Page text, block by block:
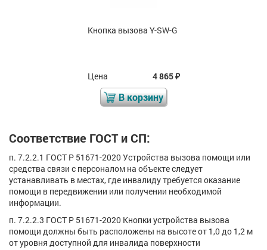
Кнопка вызова Y-SW-G
Цена 4 865₽
В корзину
Соответствие ГОСТ и СП:
п. 7.2.2.1 ГОСТ Р 51671-2020 Устройства вызова помощи или
средства связи с персоналом на объекте следует
устанавливать в местах, где инвалиду требуется оказание
помощи в передвижении или получении необходимой
информации.
п. 7.2.2.3 ГОСТ Р 51671-2020 Кнопки устройства вызова
помощи должны быть расположены на высоте от 1,0 до 1,2 м
от уровня доступной для инвалида поверхности